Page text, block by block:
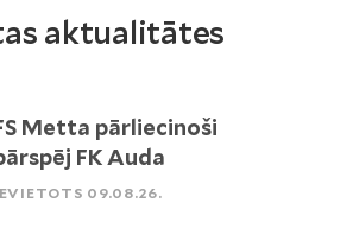
aktualitātes
Metta pārliecinoši
FK Auda
09.08.26.